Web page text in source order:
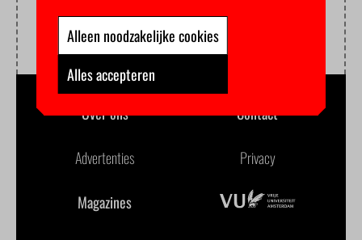
Over ons Contact
Advertenties Privacy
Magazines
Alleen noodzakelijke cookies
Alles accepteren